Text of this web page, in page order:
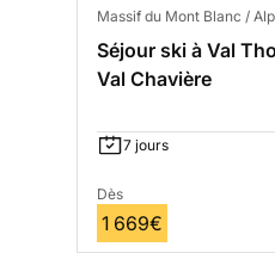
Massif du Mont Blanc /
Séjour ski à Val
Val Chavière
7 jours
Dès
1 669€